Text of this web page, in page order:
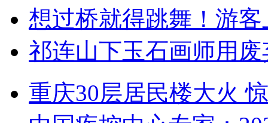
想过桥就得跳舞！游客
祁连山下玉石画师用
重庆30层居民楼大火